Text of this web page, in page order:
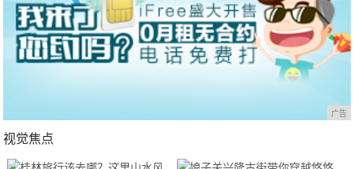
广告
视觉焦点